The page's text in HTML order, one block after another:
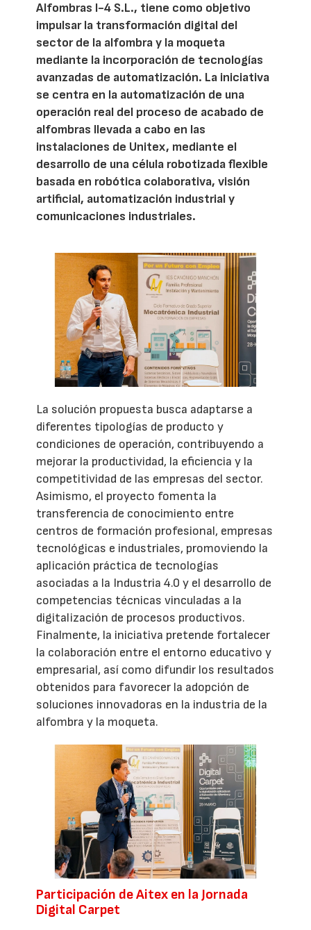
Alfombras I-4 S.L., tiene como objetivo
impulsar la transformación digital del
sector de la alfombra y la moqueta
mediante la incorporación de tecnologías
avanzadas de automatización. La iniciativa
se centra en la automatización de una
operación real del proceso de acabado de
alfombras llevada a cabo en las
instalaciones de Unitex, mediante el
desarrollo de una célula robotizada flexible
basada en robótica colaborativa, visión
artificial, automatización industrial y
comunicaciones industriales.
La solución propuesta busca adaptarse a
diferentes tipologías de producto y
condiciones de operación, contribuyendo a
mejorar la productividad, la eficiencia y la
competitividad de las empresas del sector.
Asimismo, el proyecto fomenta la
transferencia de conocimiento entre
centros de formación profesional, empresas
tecnológicas e industriales, promoviendo la
aplicación práctica de tecnologías
asociadas a la Industria 4.0 y el desarrollo de
competencias técnicas vinculadas a la
digitalización de procesos productivos.
Finalmente, la iniciativa pretende fortalecer
la colaboración entre el entorno educativo y
empresarial, así como difundir los resultados
obtenidos para favorecer la adopción de
soluciones innovadoras en la industria de la
alfombra y la moqueta.
Participación de Aitex en la Jornada
Digital Carpet